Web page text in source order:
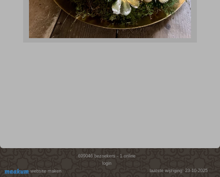
website maken
699046 bezoekers - 1 online
login
laatste wijziging: 23-10-2025